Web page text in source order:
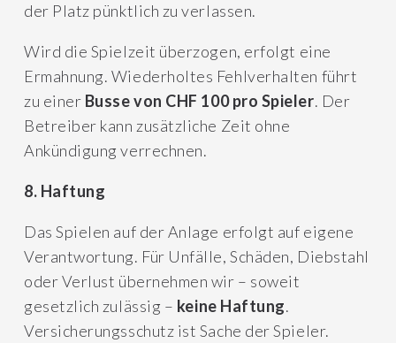
der Platz pünktlich zu verlassen.
Wird die Spielzeit überzogen, erfolgt eine
Ermahnung. Wiederholtes Fehlverhalten führt
zu einer Busse von CHF 100 pro Spieler. Der
Betreiber kann zusätzliche Zeit ohne
Ankündigung verrechnen.
8. Haftung
Das Spielen auf der Anlage erfolgt auf eigene
Verantwortung. Für Unfälle, Schäden, Diebstahl
oder Verlust übernehmen wir – soweit
gesetzlich zulässig – keine Haftung.
Versicherungsschutz ist Sache der Spieler.